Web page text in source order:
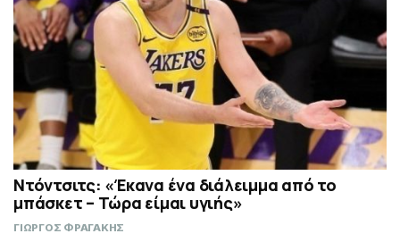
Ντόντσιτς: «Έκανα ένα διάλειμμα από το
μπάσκετ – Τώρα είμαι υγιής»
ΓΙΩΡΓΟΣ ΦΡΑΓΑΚΗΣ